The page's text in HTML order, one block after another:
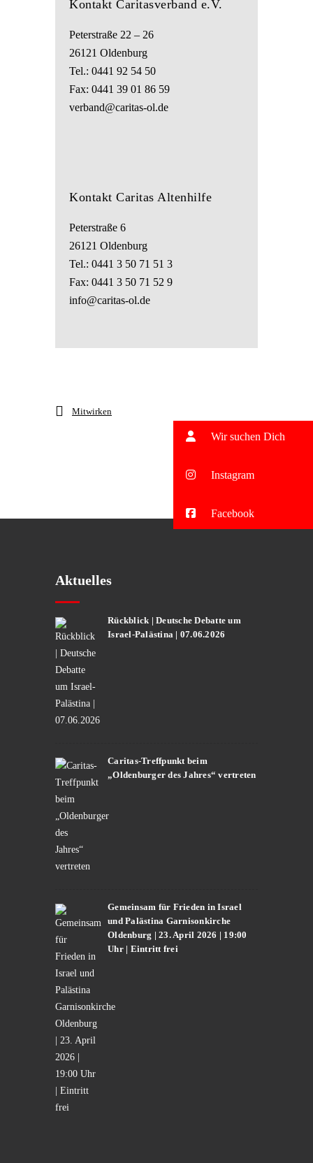
Kontakt Caritasverband e.V.
Peterstraße 22 – 26
26121 Oldenburg
Tel.: 0441 92 54 50
Fax: 0441 39 01 86 59
verband@caritas-ol.de
Kontakt Caritas Altenhilfe
Peterstraße 6
26121 Oldenburg
Tel.: 0441 3 50 71 51 3
Fax: 0441 3 50 71 52 9
info@caritas-ol.de
Mitwirken
Aktuelles
Rückblick | Deutsche Debatte um
Israel-Palästina | 07.06.2026
Caritas-Treffpunkt beim
„Oldenburger des Jahres“ vertreten
Gemeinsam für Frieden in Israel
und Palästina Garnisonkirche
Oldenburg | 23. April 2026 | 19:00
Uhr | Eintritt frei
Wir suchen Dich
Instagram
Facebook